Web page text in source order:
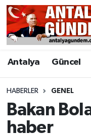
Antalya Güncel
HABERLER GENEL
Bakan
haber
Antalya
Asayiş
Bilim & Teknoloji
Bölge
Antalya
Antalya Hava
Antalya Namaz
Antalya Trafik